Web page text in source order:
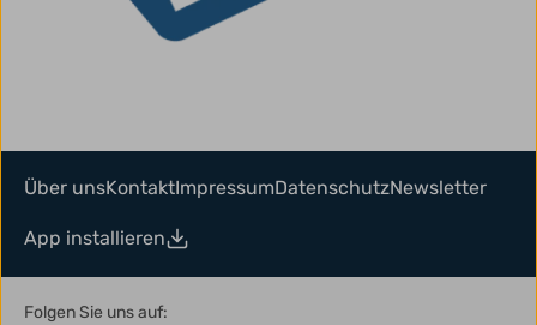
Über unsKontaktImpressumDatenschutzNewsletter
App installieren
Folgen Sie uns auf: